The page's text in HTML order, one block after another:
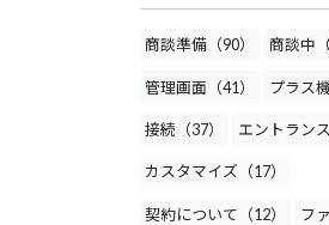
商談準備（90） 商談中（
管理画面（41） プラス
接続（37） エントランス
カスタマイズ（17）
契約について（12） フ